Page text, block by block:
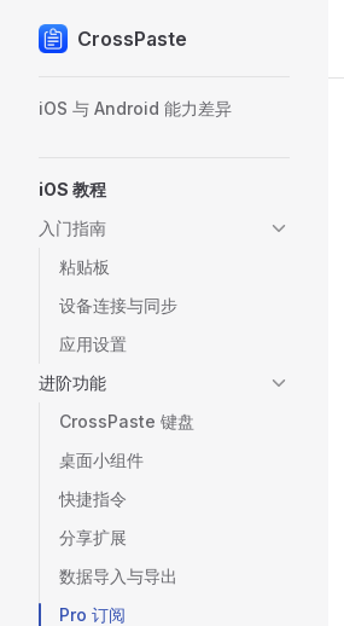
Skip to content
CrossPaste
iOS 与 Android 能力差异
iOS 教程
入门指南
粘贴板
设备连接与同步
应用设置
进阶功能
CrossPaste 键盘
桌面小组件
快捷指令
分享扩展
数据导入与导出
Pro 订阅